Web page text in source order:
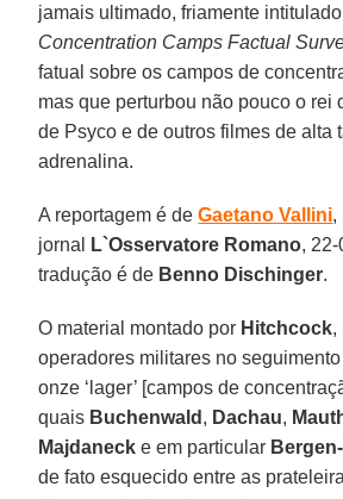
jamais ultimado, friamente
Concentration Camps Factual
fatual sobre os campos de
mas que perturbou não pouco o rei
de Psyco e de outros filmes de alta
adrenalina.
A reportagem é deGaetano Vallini,
jornal
L`Osservatore Romano, 22-
tradução é de Benno Dischinger.
O material montado por Hitchcock,
operadores militares no
onze ‘lager’ [campos de
quais Buchenwald , Dachau,
Majdaneck e em particular
de fato esquecido entre as